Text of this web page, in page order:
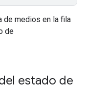
de medios en la fila
de
estado de